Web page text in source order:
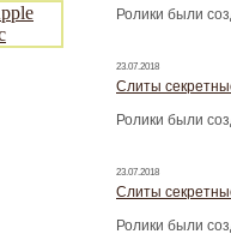
Ролики были
23.07.2018
Слиты
Ролики были
23.07.2018
Слиты
Ролики были